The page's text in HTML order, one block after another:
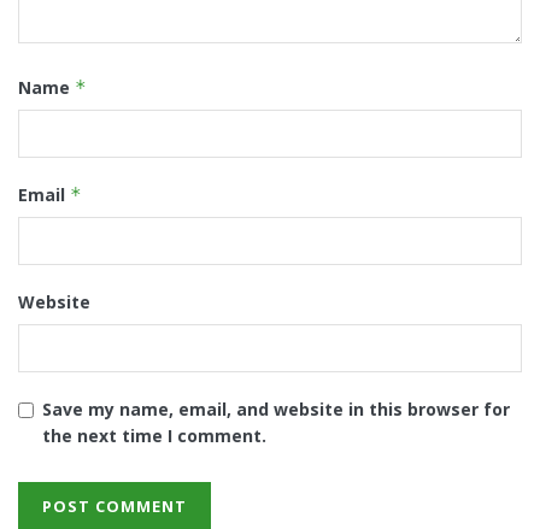
Name *
Email *
Website
Save my name, email, and website in this browser for
the next time I comment.